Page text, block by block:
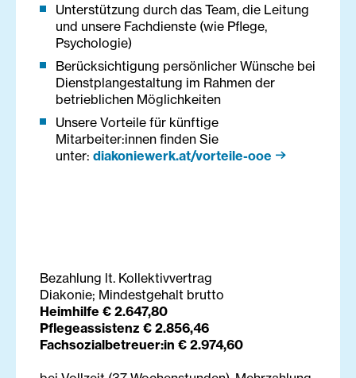
Unterstützung durch das Team, die Leitung
und unsere Fachdienste (wie Pflege,
Psychologie)
Berücksichtigung persönlicher Wünsche bei
Dienstplangestaltung im Rahmen der
betrieblichen Möglichkeiten
Unsere Vorteile für künftige
Mitarbeiter:innen finden Sie
unter: diakoniewerk.at/vorteile-ooe
Bezahlung lt. Kollektivvertrag
Diakonie; Mindestgehalt brutto
Heimhilfe € 2.647,80
Pflegeassistenz € 2.856,46
Fachsozialbetreuer:in € 2.974,60